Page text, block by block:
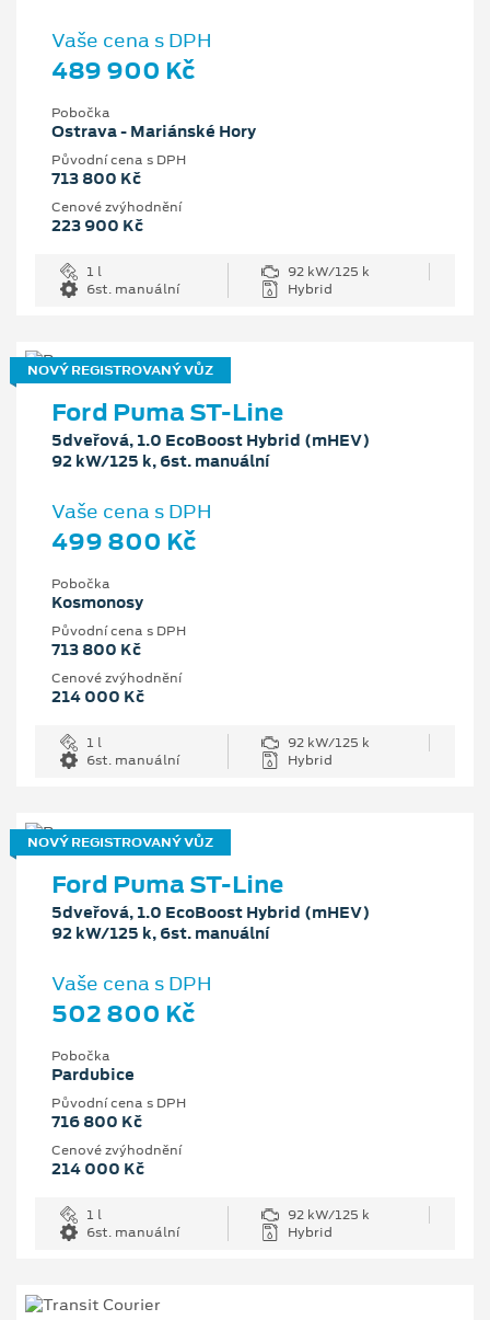
Vaše cena s DPH
489 900 Kč
Pobočka
Ostrava - Mariánské Hory
Původní cena s DPH
713 800 Kč
Cenové zvýhodnění
223 900 Kč
1 l
92 kW/125 k
6st. manuální
Hybrid
NOVÝ REGISTROVANÝ VŮZ
Ford Puma ST-Line
5dveřová, 1.0 EcoBoost Hybrid (mHEV)
92 kW/125 k, 6st. manuální
Vaše cena s DPH
499 800 Kč
Pobočka
Kosmonosy
Původní cena s DPH
713 800 Kč
Cenové zvýhodnění
214 000 Kč
1 l
92 kW/125 k
6st. manuální
Hybrid
NOVÝ REGISTROVANÝ VŮZ
Ford Puma ST-Line
5dveřová, 1.0 EcoBoost Hybrid (mHEV)
92 kW/125 k, 6st. manuální
Vaše cena s DPH
502 800 Kč
Pobočka
Pardubice
Původní cena s DPH
716 800 Kč
Cenové zvýhodnění
214 000 Kč
1 l
92 kW/125 k
6st. manuální
Hybrid